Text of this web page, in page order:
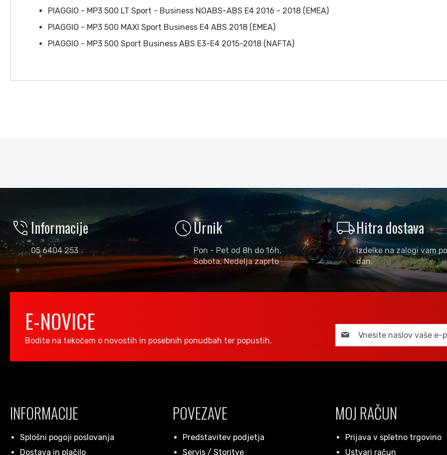
PIAGGIO - MP3 500 LT Sport - Business NOABS-ABS E4 2016 - 2018 (EMEA)
PIAGGIO - MP3 500 MAXI Sport Business E4 ABS 2018 (EMEA)
PIAGGIO - MP3 500 Sport Business ABS E3-E4 2015-2018 (NAFTA)
phone_in_talkInformacije
05 6404 253
scheduleUrnik
Pon - Pet od 8h do 16h,
Sobota, Nedelja zaprto
local_shippingHitra dostava
Izdelke na zalogi vam
dan.
E-NOVICE
Bodite na tekočem o novostih in posebnih ponudbah ter popustih.
INFORMACIJE
Splošni pogoji poslovanja
Dostava in plačilo
POVEZAVE
Predstavitev podjetja
Servis / Storitve
MOJ RAČUN
Prijava v spletno trgovino
Ustvari račun